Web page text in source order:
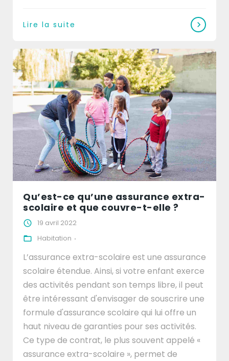
Lire la suite
Qu’est-ce qu’une assurance extra-
scolaire et que couvre-t-elle ?
19 avril 2022
Habitation
L’assurance extra-scolaire est une assurance
scolaire étendue. Ainsi, si votre enfant exerce
des activités pendant son temps libre, il peut
être intéressant d'envisager de souscrire une
formule d'assurance scolaire qui lui offre un
haut niveau de garanties pour ses activités.
Ce type de contrat, le plus souvent appelé «
assurance extra-scolaire », permet de